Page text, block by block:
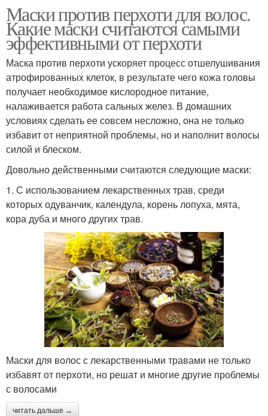
Маски против перхоти для волос.
Какие маски считаются самыми
эффективными от перхоти
Маска против перхоти ускоряет процесс отшелушивания
атрофированных клеток, в результате чего кожа головы
получает необходимое кислородное питание,
налаживается работа сальных желез. В домашних
условиях сделать ее совсем несложно, она не только
избавит от неприятной проблемы, но и наполнит волосы
силой и блеском.
Довольно действенными считаются следующие маски:
1. С использованием лекарственных трав, среди
которых одуванчик, календула, корень лопуха, мята,
кора дуба и много других трав.
Маски для волос с лекарственными травами не только
избавят от перхоти, но решат и многие другие проблемы
с волосами
читать дальше →